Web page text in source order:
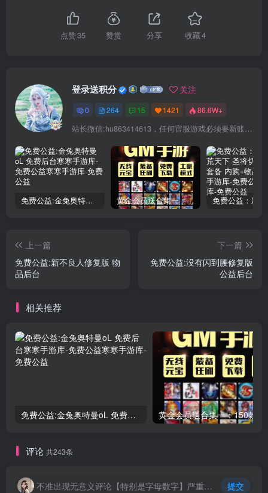
点赞35 赞赏 分享 收藏4
登录送积分 关注
0 264 15 1421 86.6W+
站长微信:hu863414613，任何官服游戏必须要新账号注册！充值前记得找我审核账号!
免费公益:金兔奥特曼oL 免费后台 黄金会员送合集一：150款后台手游合集
上一篇
免费公益:新不良人修复版 物
品后台
下一篇
免费公益:没有闪到腰修复版
公益后台
相关推荐
免费公益:金兔奥特曼oL 免费后台
评论 共243条
不准出现无意义评论【特别是字母数字】严重封号处理 提交